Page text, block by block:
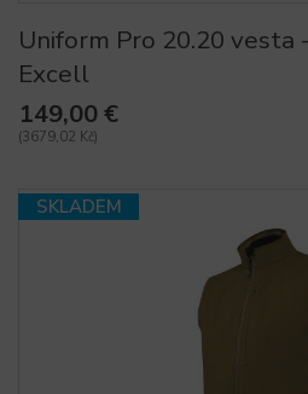
Uniform Pro 20.20 vesta
Excell
149,00 €
(3679,02 Kč)
SKLADEM